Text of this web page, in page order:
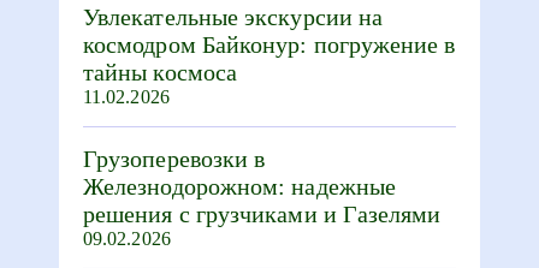
Увлекательные экскурсии на
космодром Байконур: погружение в
тайны космоса
11.02.2026
Грузоперевозки в
Железнодорожном: надежные
решения с грузчиками и Газелями
09.02.2026